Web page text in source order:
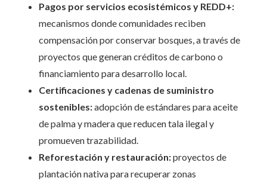
Pagos por servicios ecosistémicos y REDD+:
mecanismos donde comunidades reciben
compensación por conservar bosques, a través de
proyectos que generan créditos de carbono o
financiamiento para desarrollo local.
Certificaciones y cadenas de suministro
sostenibles:adopción de estándares para aceite
de palma y madera que reducen tala ilegal y
promueven trazabilidad.
Reforestación y restauración:proyectos de
plantación nativa para recuperar zonas